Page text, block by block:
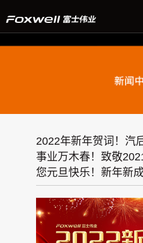
2022年新年贺词！汽
事业万木春！致敬
您元旦快乐！新年新成